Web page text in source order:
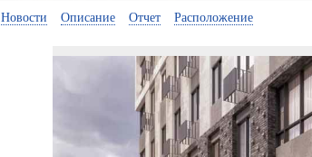
Новости Описание Отчет Расположение